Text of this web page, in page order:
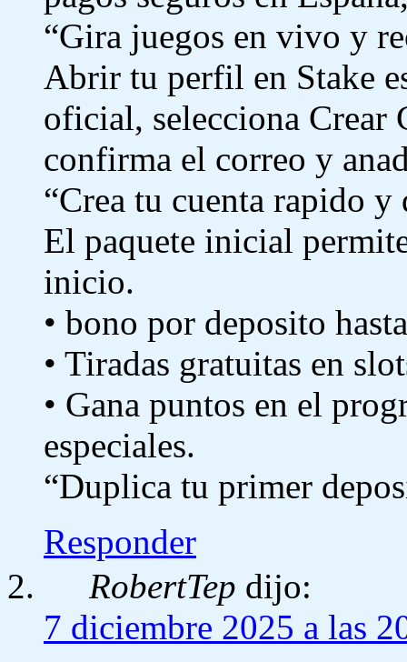
“Gira juegos en vivo y
Abrir tu perfil en Stake
oficial, selecciona Crear
confirma el correo y
“Crea tu cuenta rapido
El paquete inicial
inicio.
• bono por deposito
• Tiradas gratuitas en
• Gana puntos en el
especiales.
“Duplica tu primer
Responder
RobertTep dijo:
7 diciembre 2025 a las